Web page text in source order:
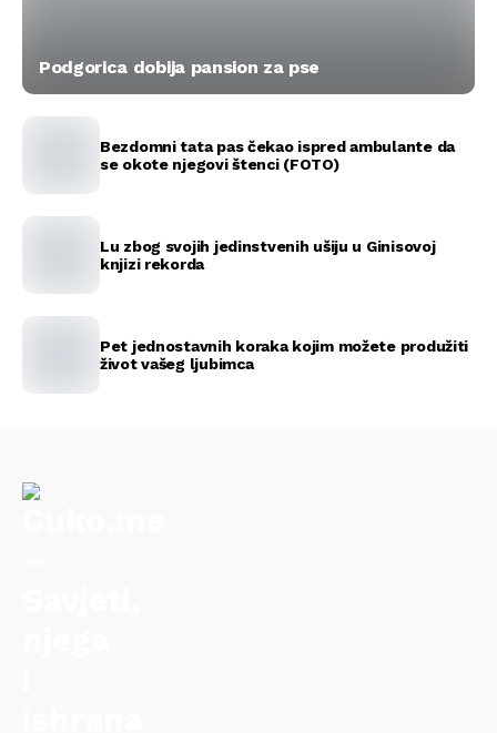
Podgorica dobija pansion za pse
Bezdomni tata pas čekao ispred ambulante da
se okote njegovi štenci (FOTO)
Lu zbog svojih jedinstvenih ušiju u Ginisovoj
knjizi rekorda
Pet jednostavnih koraka kojim možete produžiti
život vašeg ljubimca